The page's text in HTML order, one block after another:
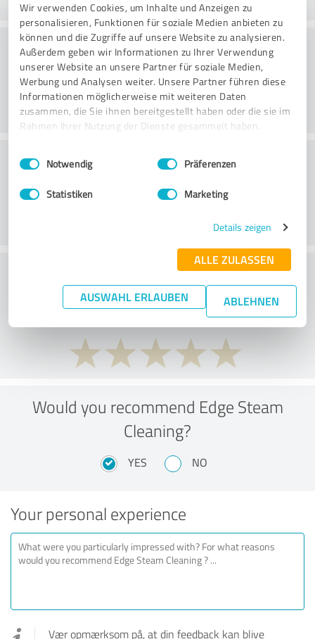
Wir verwenden Cookies, um Inhalte und Anzeigen zu
personalisieren, Funktionen für soziale Medien anbieten zu
können und die Zugriffe auf unsere Website zu analysieren.
Außerdem geben wir Informationen zu Ihrer Verwendung
unserer Website an unsere Partner für soziale Medien,
Werbung und Analysen weiter. Unsere Partner führen diese
Informationen möglicherweise mit weiteren Daten
zusammen, die Sie ihnen bereitgestellt haben oder die sie im
Rahmen Ihrer Nutzung der Dienste gesammelt haben.
Impressum Datenschutzbestimmungen
Einwilligungsauswahl
Notwendig Präferenzen
Statistiken Marketing
Details zeigen
ALLE ZULASSEN
AUSWAHL ERLAUBEN ABLEHNEN
Rådgivning
Kundeservice
What do you think of the price to
performance ratio?
Would you recommend Edge Steam
Cleaning?
YES NO
Your personal experience
Vær opmærksom på, at din feedback kan blive